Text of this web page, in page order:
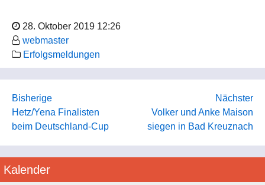
28. Oktober 2019 12:26
webmaster
Erfolgsmeldungen
Bisherige
Hetz/Yena Finalisten
beim Deutschland-Cup
Nächster
Volker und Anke Maison
siegen in Bad Kreuznach
Kalender